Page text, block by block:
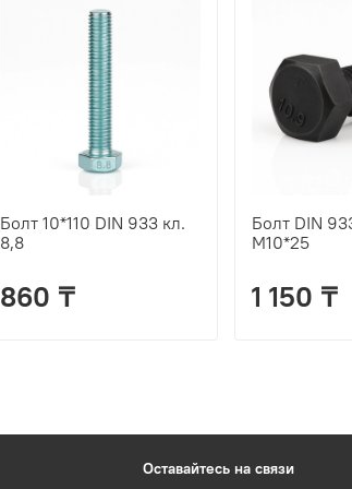
Болт 10*110 DIN 933 кл.
8,8
860 ₸
Болт DIN
М10*25
1 150 ₸
Оставайтесь на связи